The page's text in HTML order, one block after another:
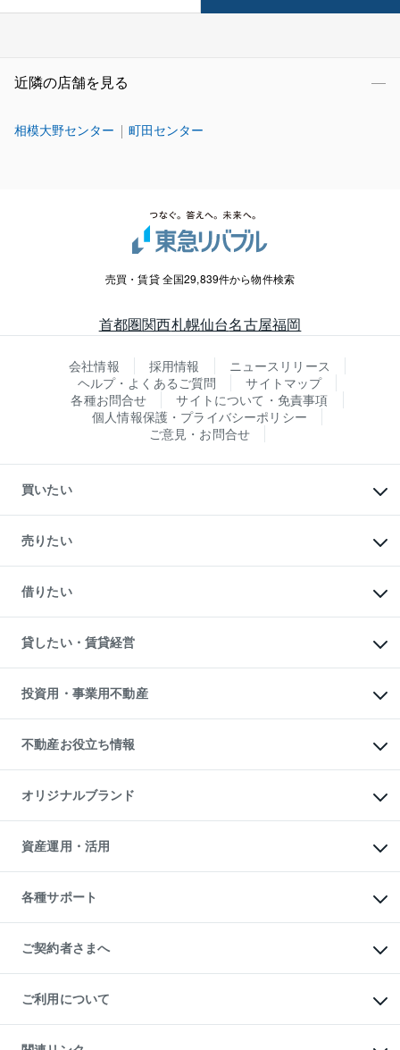
近隣の店舗を見る
相模大野センター 町田センター
売買・賃貸 全国29,839件から物件検索
首都圏関西札幌仙台名古屋福岡
会社情報 採用情報
ニュースリリース
ヘルプ・よくあるご質問
サイトマップ
各種お問合せ
サイトについて・免責事項
個人情報保護・プライバシーポリシー
ご意見・お問合せ
買いたい
新築・分譲マンションの購入
中古マンションの購入
一戸建ての購入
中古一戸建ての購入
不動産購入の流れ
注目キーワード物件特集
購入ガイド
English 繁体中文簡体中文
売りたい
一戸建ての売却・査定
土地の売却・査定
スピードAI査定
不動産査定について
不動産売却の流れ
不動産買換えの流れ
売却ガイド
借りたい
オフィス・店舗の賃貸
借りるときの流れ
借りるガイド
貸したい・賃貸経営
マンション賃料データ
賃貸管理プラン
リロケーションについて
貸すガイド
投資用・事業用不動産
事業用不動産
マンション投資
投資用マンション
アパート経営
収益物件
ビル購入（ビル一棟）
投資用不動産の売却査定
事業用不動産の売却査定
不動産お役立ち情報
マンションライブラリー
人気マンションランキング
暮らしに役立つ不動産メディア
不動産相場・不動産価格情報
不動産コラム・ニュース
不動産用語集
不動産なんでもネット相談室
住まいの税金
オリジナルブランド
一棟リノベーションマンション
L`GENTE（ルジェンテ）
区分リノベーションマンション
投資用一棟レジデンスWELL
不動産小口投資
LEGACIA（レガシア）
資産運用・活用
不動産M&A
アセットマネジメント・出資
各種サポート
相続サポート
リフォームサポート
ご契約者さまへ
ご紹介・再契約特典
入居者様専用-各種ご案内（賃貸）
東急こすもす会「こすもすWeb」
ご利用について
金融商品取引について